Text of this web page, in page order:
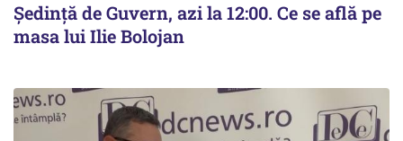
Ședință de Guvern, azi la 12:00. Ce se află pe
masa lui Ilie Bolojan